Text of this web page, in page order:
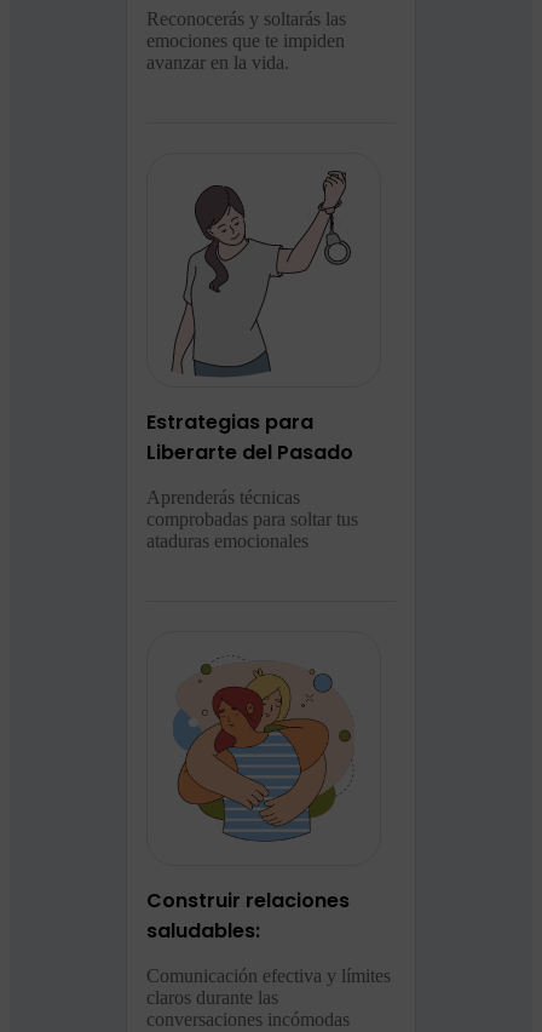
Reconocerás y soltarás las
emociones que te impiden
avanzar en la vida.
Estrategias para
Liberarte del Pasado
Aprenderás técnicas
comprobadas para soltar tus
ataduras emocionales
Construir relaciones
saludables:
Comunicación efectiva y límites
claros durante las
conversaciones incómodas